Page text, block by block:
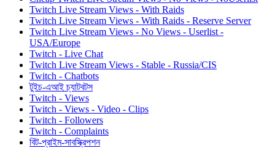
Twitch Live Stream Views - With Raids
Twitch Live Stream Views - With Raids - Reserve Server
Twitch Live Stream Views - No Views - Userlist -
USA/Europe
Twitch - Live Chat
Twitch Live Stream Views - Stable - Russia/CIS
Twitch - Chatbots
টুইচ-এআই চ্যাটবটস
Twitch - Views
Twitch - Views - Video - Clips
Twitch - Followers
Twitch - Complaints
বিট-প্রাইম-সাবস্ক্রিপশন